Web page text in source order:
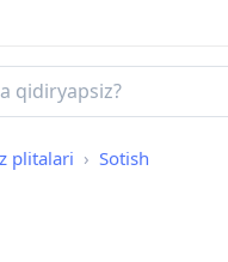
plitalari Sotish